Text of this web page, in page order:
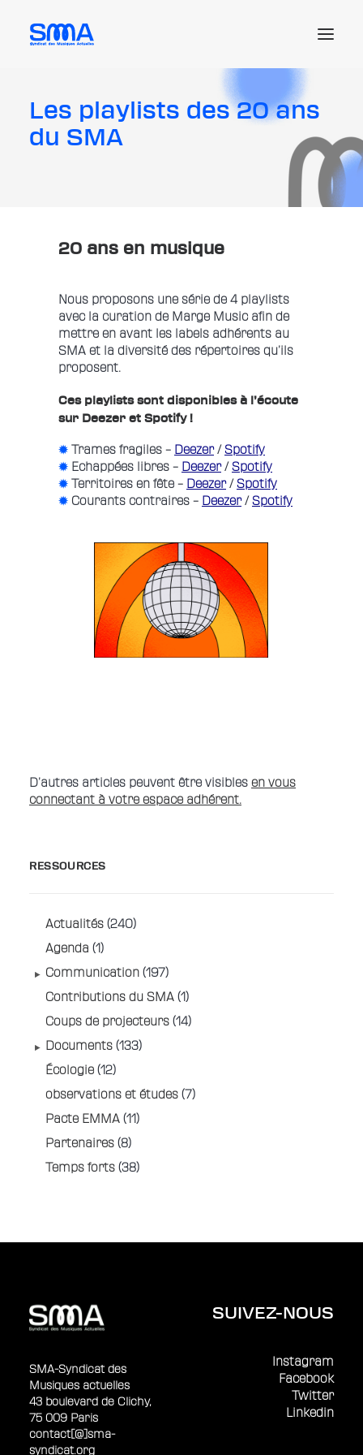
Le SMA
Les actus et enjeux
Me connecter
Recherche
Les playlists des 20 ans
du SMA
20 ans en musique
Nous proposons une série de 4 playlists
avec la curation de Marge Music afin de
mettre en avant les labels adhérents au
SMA et la diversité des répertoires qu’ils
proposent.
Ces playlists sont disponibles à l’écoute
sur Deezer et Spotify !
✹ Trames fragiles – Deezer/ Spotify
✹ Echappées libres – Deezer/ Spotify
✹ Territoires en fête – Deezer/ Spotify
✹ Courants contraires – Deezer/ Spotify
D’autres articles peuvent être visibles en vous
connectant à votre espace adhérent.
RESSOURCES
Actualités (240)
Agenda (1)
Communication (197)
Contributions du SMA (1)
Coups de projecteurs (14)
Documents (133)
Écologie (12)
observations et études (7)
Pacte EMMA (11)
Partenaires (8)
Temps forts (38)
SMA-Syndicat des
Musiques actuelles
43 boulevard de Clichy,
75 009 Paris
contact[@]sma-
syndicat.org
SUIVEZ-NOUS
Instagram
Facebook
Twitter
Linkedin